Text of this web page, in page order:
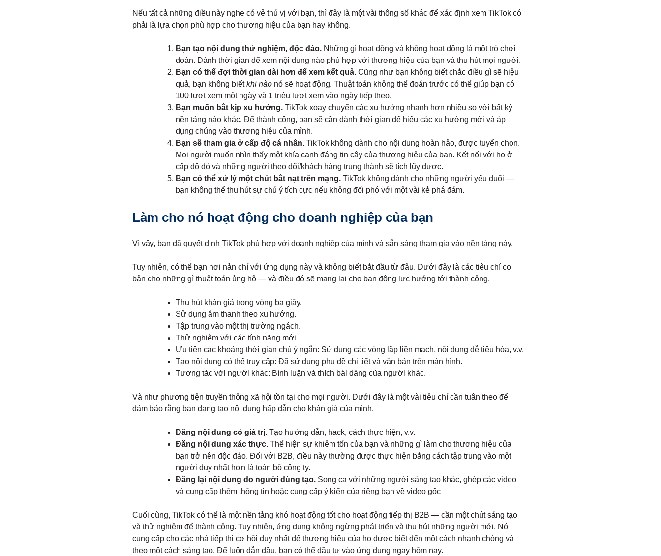
Nếu tất cả những điều này nghe có vẻ thú vị với bạn, thì đây là một vài thông số khác để xác định xem TikTok có
phải là lựa chọn phù hợp cho thương hiệu của bạn hay không.
Bạn tạo nội dung thử nghiệm, độc đáo. Những gì hoạt động và không hoạt động là một trò chơi
đoán. Dành thời gian để xem nội dung nào phù hợp với thương hiệu của bạn và thu hút mọi người.
Bạn có thể đợi thời gian dài hơn để xem kết quả. Cũng như bạn không biết chắc điều gì sẽ hiệu
quả, bạn không biếtkhi nàonó sẽ hoạt động. Thuật toán không thể đoán trước có thể giúp bạn có
100 lượt xem một ngày và 1 triệu lượt xem vào ngày tiếp theo.
Bạn muốn bắt kịp xu hướng. TikTok xoay chuyển các xu hướng nhanh hơn nhiều so với bất kỳ
nền tảng nào khác. Để thành công, bạn sẽ cần dành thời gian để hiểu các xu hướng mới và áp
dụng chúng vào thương hiệu của mình.
Bạn sẽ tham gia ở cấp độ cá nhân. TikTok không dành cho nội dung hoàn hảo, được tuyển chọn.
Mọi người muốn nhìn thấy một khía cạnh đáng tin cậy của thương hiệu của bạn. Kết nối với họ ở
cấp độ đó và những người theo dõi/khách hàng trung thành sẽ tích lũy được.
Bạn có thể xử lý một chút bắt nạt trên mạng. TikTok không dành cho những người yếu đuối —
bạn không thể thu hút sự chú ý tích cực nếu không đối phó với một vài kẻ phá đám.
Làm cho nó hoạt động cho doanh nghiệp của bạn
Vì vậy, bạn đã quyết định TikTok phù hợp với doanh nghiệp của mình và sẵn sàng tham gia vào nền tảng này.
Tuy nhiên, có thể bạn hơi nản chí với ứng dụng này và không biết bắt đầu từ đâu. Dưới đây là các tiêu chí cơ
bản cho những gì thuật toán ủng hộ — và điều đó sẽ mang lại cho bạn động lực hướng tới thành công.
Thu hút khán giả trong vòng ba giây.
Sử dụng âm thanh theo xu hướng.
Tập trung vào một thị trường ngách.
Thử nghiệm với các tính năng mới.
Ưu tiên các khoảng thời gian chú ý ngắn: Sử dụng các vòng lặp liền mạch, nội dung dễ tiêu hóa, v.v.
Tạo nội dung có thể truy cập: Đã sử dụng phụ đề chi tiết và văn bản trên màn hình.
Tương tác với người khác: Bình luận và thích bài đăng của người khác.
Và như phương tiện truyền thông xã hội tồn tại cho mọi người. Dưới đây là một vài tiêu chí cần tuân theo để
đảm bảo rằng bạn đang tạo nội dung hấp dẫn cho khán giả của mình.
Đăng nội dung có giá trị.Tạo hướng dẫn, hack, cách thực hiện, v.v.
Đăng nội dung xác thực.Thể hiện sự khiêm tốn của bạn và những gì làm cho thương hiệu của
bạn trở nên độc đáo. Đối với B2B, điều này thường được thực hiện bằng cách tập trung vào một
người duy nhất hơn là toàn bộ công ty.
Đăng lại nội dung do người dùng tạo.Song ca với những người sáng tạo khác, ghép các video
và cung cấp thêm thông tin hoặc cung cấp ý kiến ​​của riêng bạn về video gốc
Cuối cùng, TikTok có thể là một nền tảng khó hoạt động tốt cho hoạt động tiếp thị B2B — cần một chút sáng tạo
và thử nghiệm để thành công. Tuy nhiên, ứng dụng không ngừng phát triển và thu hút những người mới. Nó
cung cấp cho các nhà tiếp thị cơ hội duy nhất để thương hiệu của họ được biết đến một cách nhanh chóng và
theo một cách sáng tạo. Để luôn dẫn đầu, bạn có thể đầu tư vào ứng dụng ngay hôm nay.